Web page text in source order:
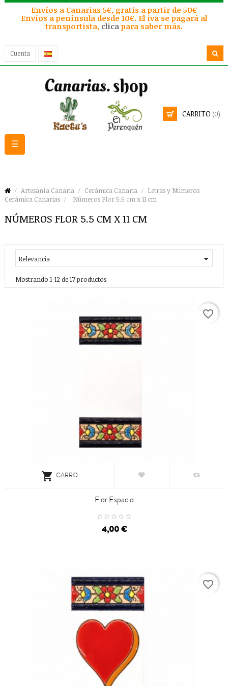
Envíos a Canarias 5€, gratis a partir de 50€
Envíos a península desde 10€. El iva se pagará al
transportista, clica para saber más.
Cuenta
CARRITO (0)
Navegación
de
☰
Artesanía Canaria Cerámica Canaria
Letras y Números
Cerámica Canarias
Números Flor 5.5 cm x 11 cm
NÚMEROS FLOR 5.5 CM X 11 CM
Relevancia 
Mostrando 1-12 de 17 productos
 CARRO
Flor Espacio
4,00 €
favorite_border
favorite_border